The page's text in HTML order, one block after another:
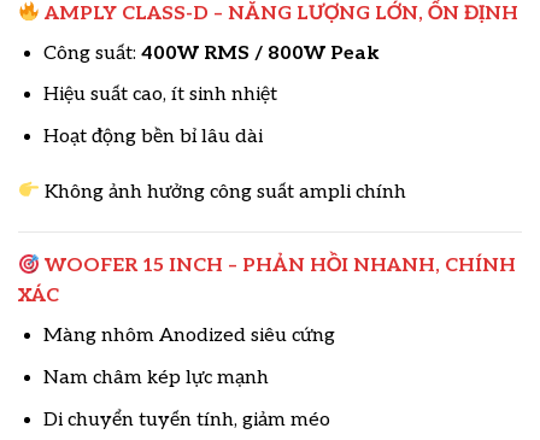
AMPLY CLASS-D – NĂNG LƯỢNG LỚN, ỔN ĐỊNH
Công suất: 400W RMS / 800W Peak
Hiệu suất cao, ít sinh nhiệt
Hoạt động bền bỉ lâu dài
Không ảnh hưởng công suất ampli chính
WOOFER 15 INCH – PHẢN HỒI NHANH, CHÍNH
XÁC
Màng nhôm Anodized siêu cứng
Nam châm kép lực mạnh
Di chuyển tuyến tính, giảm méo